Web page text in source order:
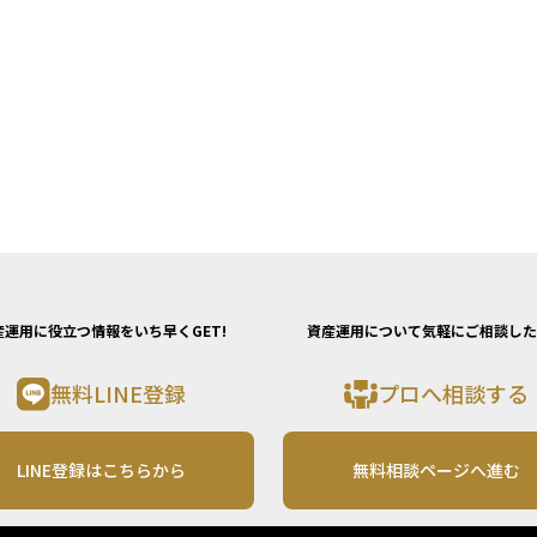
運用に役立つ情報をいち早くGET!
無料LINE登録
LINE登録はこちらから
資産運用について気軽にご相談し
プロへ相談する
無料相談ページへ進む